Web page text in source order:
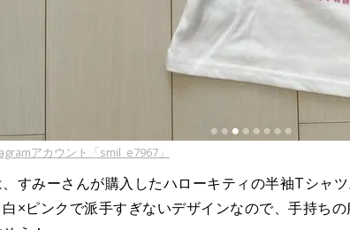
アカウント「smil_e7967」
すみーさんが購入したハローキティの半袖Tシャ
白×ピンクで派手すぎないデザインなので、手持ち